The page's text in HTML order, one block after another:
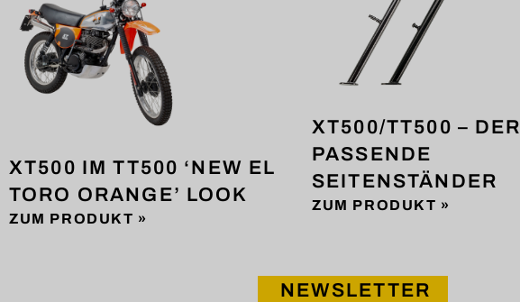
XT500 IM TT500 ‘NEW EL
TORO ORANGE’ LOOK
ZUM PRODUKT »
XT500/TT500 – DER
PASSENDE
SEITENSTÄNDER
ZUM PRODUKT »
NEWSLETTER